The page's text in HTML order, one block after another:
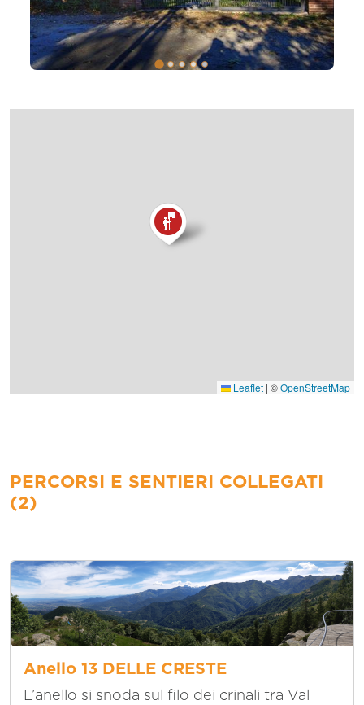
Leaflet | ©OpenStreetMap
PERCORSI E SENTIERI COLLEGATI
(2)
Anello 13 DELLE CRESTE
L’anello si snoda sul filo dei crinali tra Val